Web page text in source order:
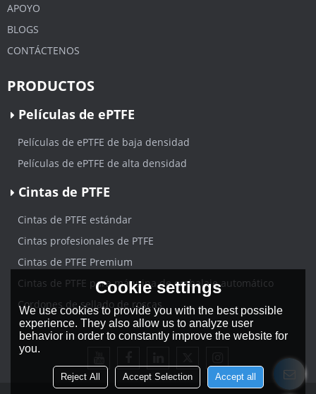
APOYO
BLOGS
CONTÁCTENOS
PRODUCTOS
Películas de ePTFE
Películas de ePTFE de baja densidad
Películas de ePTFE de alta densidad
Cintas de PTFE
Cintas de PTFE estándar
Cintas profesionales de PTFE
Cintas de PTFE Premium
Cintas de PTFE para máquina de embalaje automático
Cordones de sellado de roscas
Cookie settings
We use cookies to provide you with the best possible
experience. They also allow us to analyze user
behavior in order to constantly improve the website for
you.
Reject All Accept Selection Accept all